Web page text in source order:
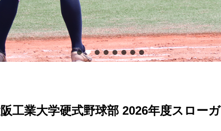
工業大学硬式野球部 2026年度スロー